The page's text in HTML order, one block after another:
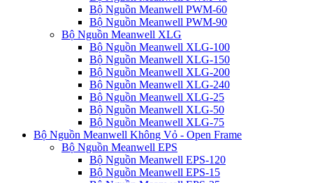
Bộ Nguồn Meanwell PWM-60
Bộ Nguồn Meanwell PWM-90
Bộ Nguồn Meanwell XLG
Bộ Nguồn Meanwell XLG-100
Bộ Nguồn Meanwell XLG-150
Bộ Nguồn Meanwell XLG-200
Bộ Nguồn Meanwell XLG-240
Bộ Nguồn Meanwell XLG-25
Bộ Nguồn Meanwell XLG-50
Bộ Nguồn Meanwell XLG-75
Bộ Nguồn Meanwell Không Vỏ - Open Frame
Bộ Nguồn Meanwell EPS
Bộ Nguồn Meanwell EPS-120
Bộ Nguồn Meanwell EPS-15